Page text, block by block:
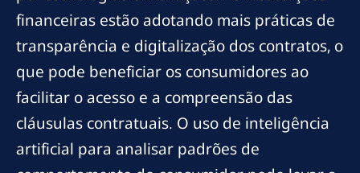
financeiras estão adotando mais práticas de
transparência e digitalização dos contratos, o
que pode beneficiar os consumidores ao
facilitar o acesso e a compreensão das
cláusulas contratuais. O uso de inteligência
artificial para analisar padrões de